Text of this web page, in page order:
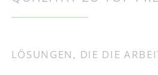
LÖSUNGEN, DIE DIE